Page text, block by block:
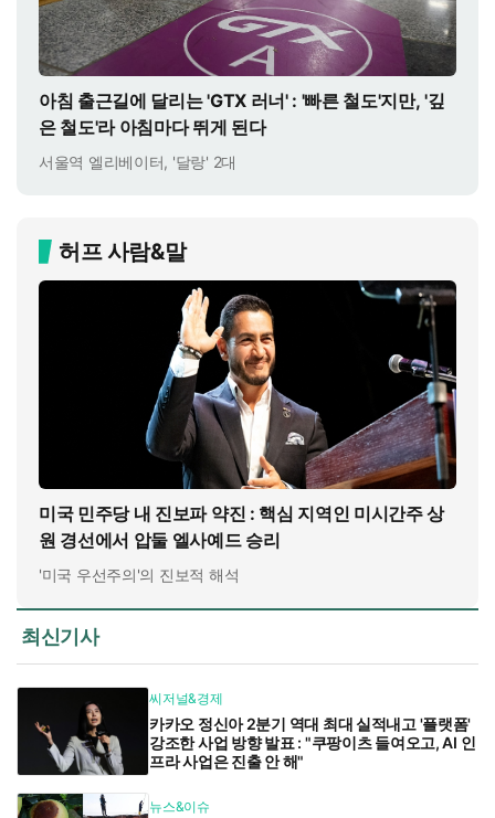
아침 출근길에 달리는 'GTX 러너' : '빠른 철도'지만, '깊
은 철도'라 아침마다 뛰게 된다
서울역 엘리베이터, '달랑' 2대
허프 사람&말
미국 민주당 내 진보파 약진 : 핵심 지역인 미시간주 상
원 경선에서 압둘 엘사예드 승리
'미국 우선주의'의 진보적 해석
최신기사
씨저널&경제
카카오 정신아 2분기 역대 최대 실적내고 '플랫폼'
강조한 사업 방향 발표 : "쿠팡이츠 들여오고, AI 인
프라 사업은 진출 안 해"
뉴스&이슈